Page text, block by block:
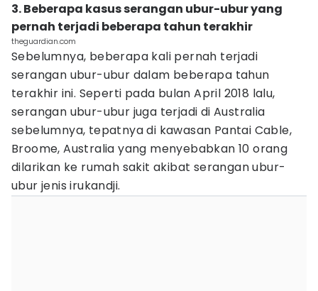
3. Beberapa kasus serangan ubur-ubur yang
pernah terjadi beberapa tahun terakhir
theguardian.com
Sebelumnya, beberapa kali pernah terjadi
serangan ubur-ubur dalam beberapa tahun
terakhir ini. Seperti pada bulan April 2018 lalu,
serangan ubur-ubur juga terjadi di Australia
sebelumnya, tepatnya di kawasan Pantai Cable,
Broome, Australia yang menyebabkan 10 orang
dilarikan ke rumah sakit akibat serangan ubur-
ubur jenis irukandji.